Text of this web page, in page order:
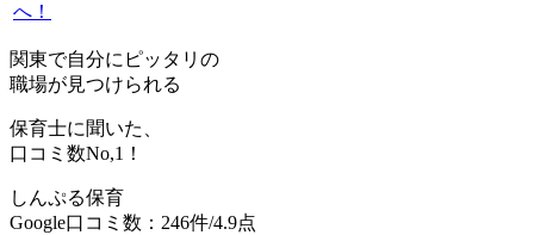
へ！
関東で自分にピッタリの
職場が見つけられる
保育士に聞いた、
口コミ数No,1！
しんぷる保育
Google口コミ数：246件/4.9点